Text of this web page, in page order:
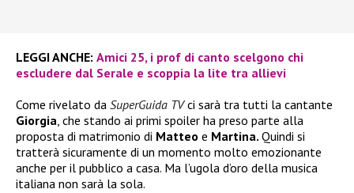
LEGGI ANCHE: Amici 25, i prof di canto scelgono chi
escludere dal Serale e scoppia la lite tra allievi
Come rivelato da SuperGuida TVci sarà tra tutti la cantante
Giorgia, che stando ai primi spoiler ha preso parte alla
proposta di matrimonio di Matteo e Martina. Quindi si
tratterà sicuramente di un momento molto emozionante
anche per il pubblico a casa. Ma l’ugola d’oro della musica
italiana non sarà la sola.